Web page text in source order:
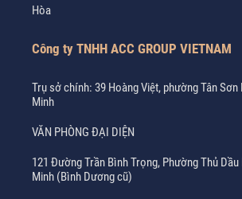
Hòa
Công ty TNHH ACC GROUP VIETNAM
Trụ sở chính: 39 Hoàng Việt, phường Tân Sơn
Minh
VĂN PHÒNG ĐẠI DIỆN
121 Đường Trần Bình Trọng, Phường Thủ
Minh (Bình Dương cũ)